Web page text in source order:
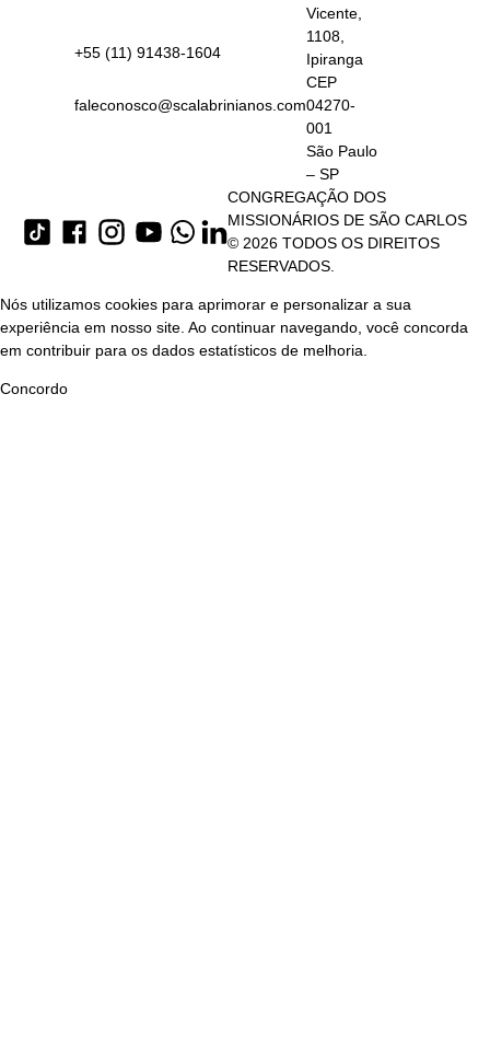
+55 (11) 91438-1604
faleconosco@scalabrinianos.com
Vicente,
1108,
Ipiranga
CEP
04270-
001
São Paulo
– SP
CONGREGAÇÃO DOS
MISSIONÁRIOS DE SÃO CARLOS
© 2026 TODOS OS DIREITOS
RESERVADOS.
Nós utilizamos cookies para aprimorar e personalizar a sua
experiência em nosso site. Ao continuar navegando, você concorda
em contribuir para os dados estatísticos de melhoria.
Concordo